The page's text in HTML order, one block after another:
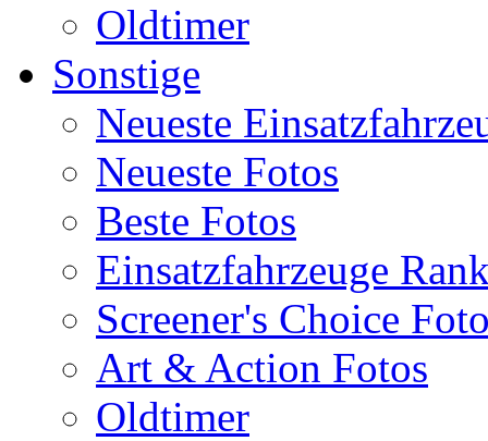
Oldtimer
Sonstige
Neueste
Neueste Fotos
Beste Fotos
Einsatzfahrzeuge
Screener's Choice
Art & Action Fotos
Oldtimer